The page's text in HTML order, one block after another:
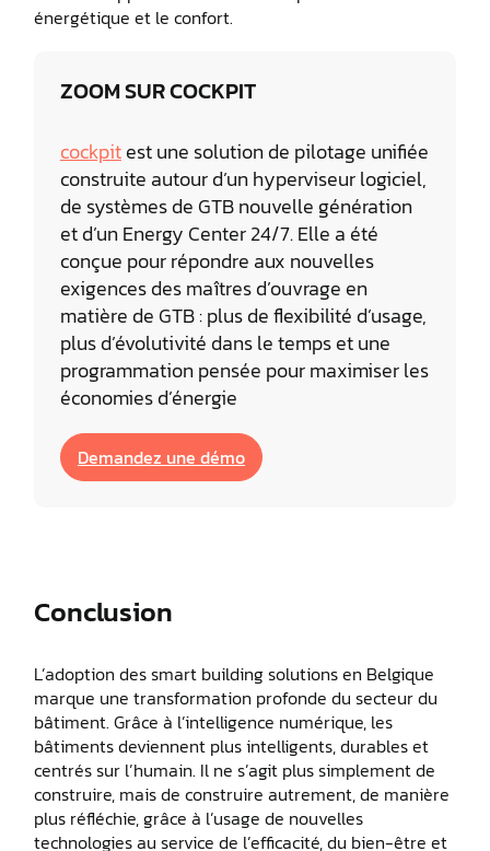
énergétique et le confort.
ZOOM SUR COCKPIT
cockpitest une solution de pilotage unifiée
construite autour d’un hyperviseur logiciel,
de systèmes de GTB nouvelle génération
et d’un Energy Center 24/7. Elle a été
conçue pour répondre aux nouvelles
exigences des maîtres d’ouvrage en
matière de GTB : plus de flexibilité d’usage,
plus d’évolutivité dans le temps et une
programmation pensée pour maximiser les
économies d’énergie
Demandez une démo
Conclusion
L’adoption des smart building solutions en Belgique
marque une transformation profonde du secteur du
bâtiment. Grâce à l’intelligence numérique, les
bâtiments deviennent plus intelligents, durables et
centrés sur l’humain. Il ne s’agit plus simplement de
construire, mais de construire autrement, de manière
plus réfléchie, grâce à l’usage de nouvelles
technologies au service de l’efficacité, du bien-être et